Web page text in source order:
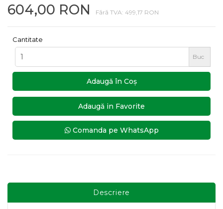
604,00 RON Fără TVA: 499,17 RON
Cantitate
Buc
Adaugă în Coş
Adaugă in Favorite
Comanda pe WhatsApp
Descriere